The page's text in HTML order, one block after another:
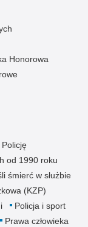
Honorowa
od 1990 roku
śmierć w służbie
(KZP)
Policja i sport
Prawa człowieka